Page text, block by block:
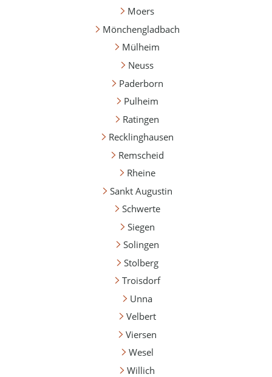
Moers
Mönchengladbach
Mülheim
Neuss
Paderborn
Pulheim
Ratingen
Recklinghausen
Remscheid
Rheine
Sankt Augustin
Schwerte
Siegen
Solingen
Stolberg
Troisdorf
Unna
Velbert
Viersen
Wesel
Willich